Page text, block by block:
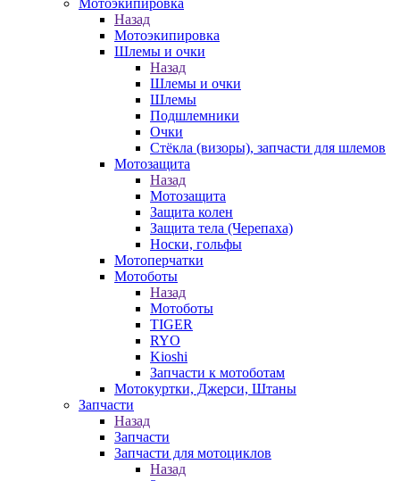
Мотоэкипировка
Назад
Мотоэкипировка
Шлемы и очки
Назад
Шлемы и очки
Шлемы
Подшлемники
Очки
Стёкла (визоры), запчасти для шлемов
Мотозащита
Назад
Мотозащита
Защита колен
Защита тела (Черепаха)
Носки, гольфы
Мотоперчатки
Мотоботы
Назад
Мотоботы
TIGER
RYO
Kioshi
Запчасти к мотоботам
Мотокуртки, Джерси, Штаны
Запчасти
Назад
Запчасти
Запчасти для мотоциклов
Назад